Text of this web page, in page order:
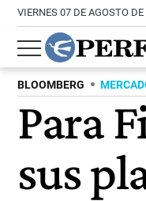
VIERNES 07 DE AGOSTO
BLOOMBERG
Para
sus